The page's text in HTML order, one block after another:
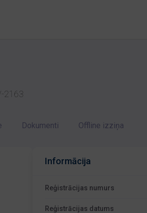
2163
Dokumenti Offline izziņa
Informācija
Reģistrācijas numurs
Reģistrācijas datums